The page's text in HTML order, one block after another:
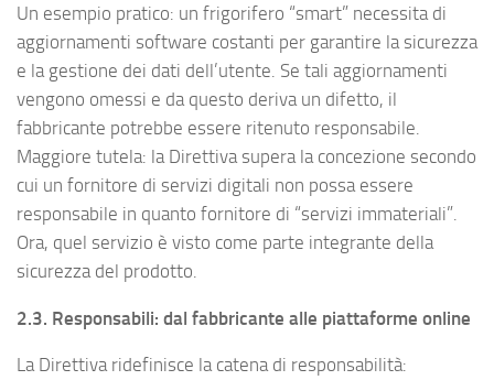
Un esempio pratico: un frigorifero “smart” necessita di
aggiornamenti software costanti per garantire la sicurezza
e la gestione dei dati dell’utente. Se tali aggiornamenti
vengono omessi e da questo deriva un difetto, il
fabbricante potrebbe essere ritenuto responsabile.
Maggiore tutela: la Direttiva supera la concezione secondo
cui un fornitore di servizi digitali non possa essere
responsabile in quanto fornitore di “servizi immateriali”.
Ora, quel servizio è visto come parte integrante della
sicurezza del prodotto.
2.3. Responsabili: dal fabbricante alle piattaforme online
La Direttiva ridefinisce la catena di responsabilità: